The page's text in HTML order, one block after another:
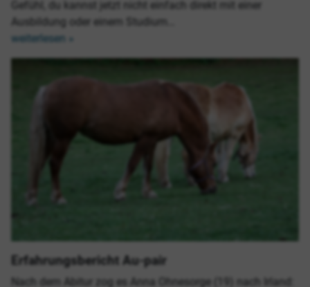
Gefühl, du kannst jetzt nicht einfach direkt mit einer
Ausbildung oder einem Studium…
weiterlesen »
Erfahrungsbericht Au-pair
Nach dem Abitur zog es Anna Ohnesorge (19) nach Irland: